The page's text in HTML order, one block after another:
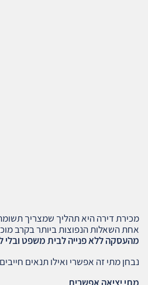
מכירת דירה היא תהליך שמצריך
אחת השאלות הנפוצות ביותר בקרב
מהעסקה ללא פנייה לבית משפט ובלי
נבחן מתי זה אפשרי ואילו תנאים